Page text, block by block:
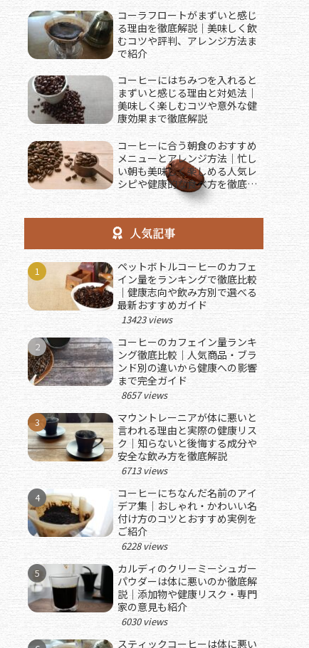
コーラフロートがまずいと感じ
る理由を徹底解説｜美味しく飲
むコツや評判、アレンジ方法ま
で紹介
コーヒーにはちみつを入れると
まずいと感じる理由と対処法｜
美味しく楽しむコツや意外な健
康効果まで徹底解説
コーヒーに合う朝食のおすすめ
メニューとアレンジ方法｜忙し
い朝も美味しく楽しめる人気レ
シピや健康的な食べ方を徹底解
説
人気記事
ペットボトルコーヒーのカフェ
イン量をランキングで徹底比較
｜健康志向や飲み方別で選べる
最新おすすめガイド
13423 views
コーヒーのカフェイン量ランキ
ング徹底比較｜人気商品・ブラ
ンド別の違いから健康への影響
まで完全ガイド
8657 views
マウントレーニアが体に悪いと
言われる理由と実際の健康リス
ク｜知らないと後悔する成分や
安全な飲み方を徹底解説
6713 views
コーヒーにちなんだ名前のアイ
デア集｜おしゃれ・かわいい名
付け方のコツとおすすめ実例を
ご紹介
6228 views
カルディのクリーミーシュガー
パウダーは体に悪いのか徹底解
説｜添加物や健康リスク・専門
家の意見も紹介
6030 views
スティックコーヒーは体に悪い